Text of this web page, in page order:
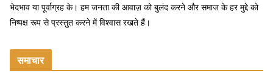
भेदभाव या पूर्वाग्रह के। हम जनता की आवाज़ को बुलंद करने और समाज के हर मुद्दे को
निष्पक्ष रूप से प्रस्तुत करने में विश्वास रखते हैं।
समाचार